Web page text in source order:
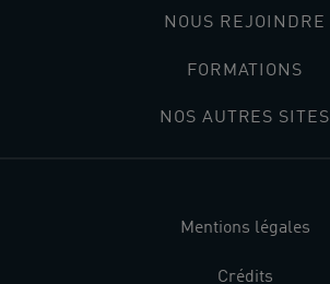
NOUS REJOINDRE
FORMATIONS
NOS AUTRES SITES
Mentions légales
Crédits